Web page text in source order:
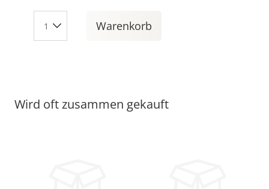
Warenkorb
Wird oft zusammen gekauft